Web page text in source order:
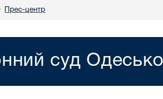
Прес-центр
суд